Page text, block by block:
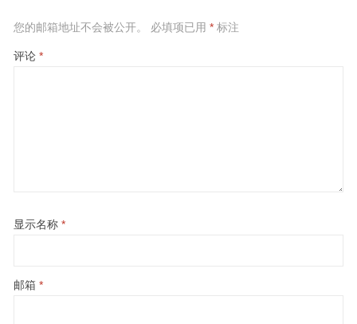
您的邮箱地址不会被公开。 必填项已用 *标注
评论 *
显示名称 *
邮箱 *